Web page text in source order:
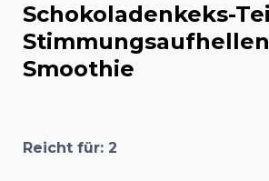
Schokoladenkeks-
Smoothie
Reicht für: 2